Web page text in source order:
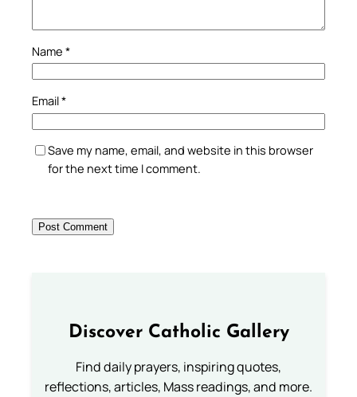
Name *
Email*
Save my name, email, and website in this browser
for the next time I comment.
Discover Catholic Gallery
Find daily prayers, inspiring quotes,
reflections, articles, Mass readings, and more.